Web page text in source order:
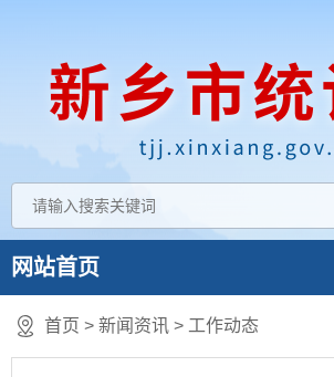
网站首页
首页 > 新闻资讯 > 工作动态